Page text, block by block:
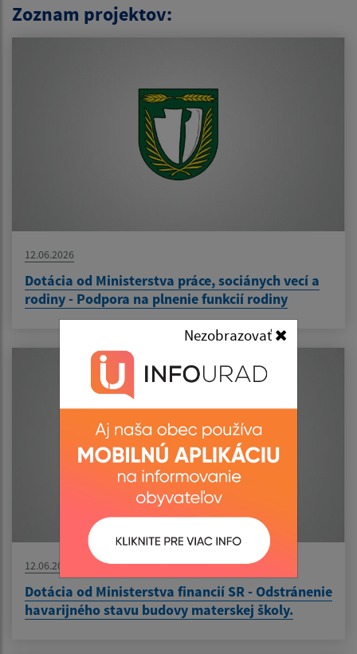
Nezobrazovať
Zoznam projektov:
12.06.2026
Dotácia od Ministerstva práce, sociánych vecí a
rodiny - Podpora na plnenie funkcií rodiny
12.06.2026
Dotácia od Ministerstva financií SR - Odstránenie
havarijného stavu budovy materskej školy.